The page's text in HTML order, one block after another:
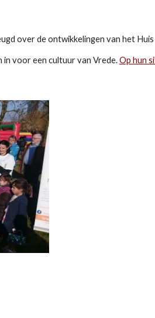
over de ontwikkelingen van het
voor een cultuur van Vrede.Op hun